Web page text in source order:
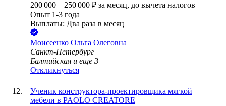
200 000 – 250 000 ₽ за месяц, до вычета налогов
Опыт 1-3 года
Выплаты: Два раза в месяц
Моисеенко Ольга Олеговна
Санкт-Петербург
Балтийская и еще 3
Откликнуться
Ученик конструктора-проектировщика мягкой
мебели в PAOLO CREATORE